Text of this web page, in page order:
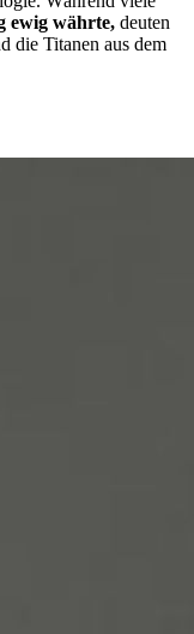
ewig währte, deuten
die Titanen aus dem